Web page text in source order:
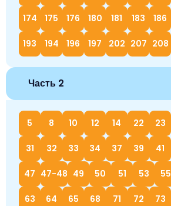
174 175 176 180 181 183 186
193 194 196 197 202 207 208
Часть 2
5 8 10 12 14 22 23
31 32 33 34 37 39 41
47 47-48 49 50 51 53 55
63 64 65 68 71 72 73